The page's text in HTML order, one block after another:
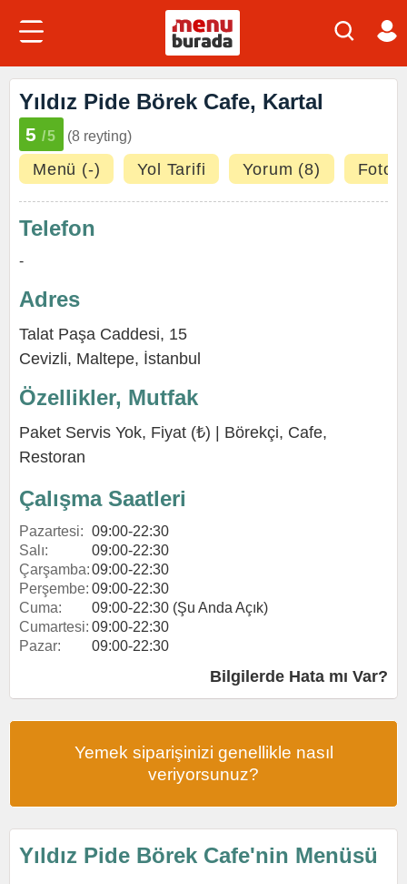
Yıldız Pide Börek Cafe, Kartal
5 /5 (8 reyting)
Menü (-) Yol Tarifi Yorum (8)
Telefon
-
Adres
Talat Paşa Caddesi, 15
Cevizli, Maltepe, İstanbul
Özellikler, Mutfak
Paket Servis Yok, Fiyat (₺) | Börekçi, Cafe,
Restoran
Çalışma Saatleri
Pazartesi: 09:00-22:30
Salı:
09:00-22:30
Çarşamba:09:00-22:30
Perşembe: 09:00-22:30
Cuma:
09:00-22:30 (Şu Anda Açık)
Cumartesi: 09:00-22:30
Pazar:
09:00-22:30
Bilgilerde Hata mı Var?
Yemek siparişinizi genellikle nasıl
veriyorsunuz?
Yıldız Pide Börek Cafe'nin Menüsü